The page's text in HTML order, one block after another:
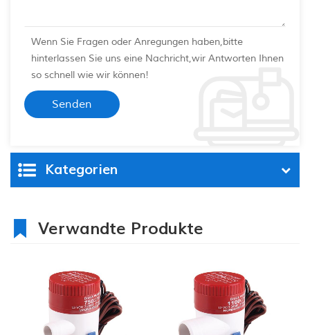
Wenn Sie Fragen oder Anregungen haben,bitte
hinterlassen Sie uns eine Nachricht,wir Antworten Ihnen
so schnell wie wir können!
Kategorien
Verwandte Produkte